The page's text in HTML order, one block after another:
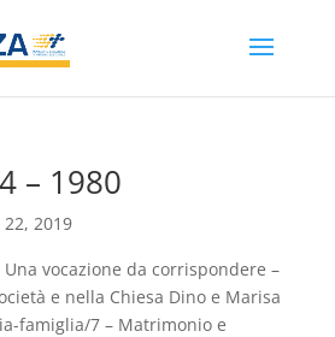
– 1980
22, 2019
Una vocazione da corrispondere –
e nella Chiesa Dino e Marisa
famiglia/7 – Matrimonio e